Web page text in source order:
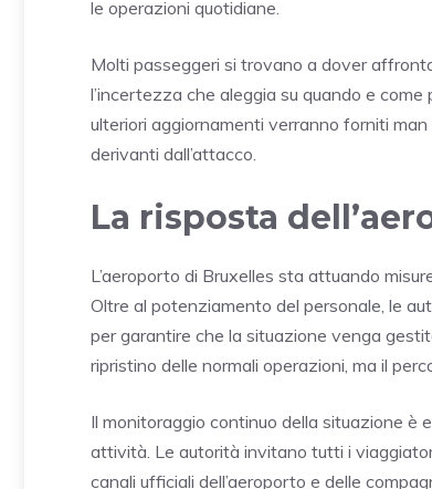
le operazioni quotidiane.
Molti passeggeri si trovano a dover
l’incertezza che aleggia su quando e
ulteriori aggiornamenti verranno forniti
derivanti dall’attacco.
La risposta
L’aeroporto di Bruxelles sta attuando
Oltre al potenziamento del personale, le
per garantire che la situazione venga
ripristino delle normali operazioni, ma il
Il monitoraggio continuo della situazione è
attività. Le autorità invitano tutti i
canali ufficiali dell’aeroporto e delle